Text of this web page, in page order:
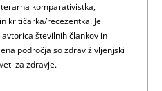
komparativistka,
kritičarka/recezentka. Je
številnih člankov in
področja so zdrav življenjski
za zdravje.